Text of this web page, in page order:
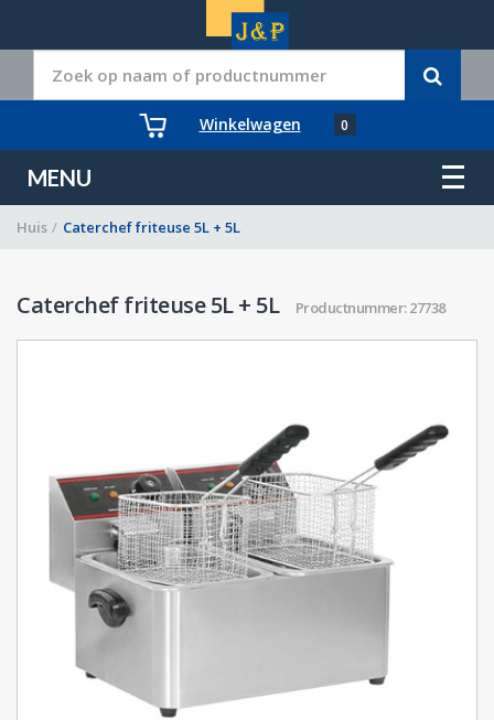
Winkelwagen 0
MENU
Huis / Caterchef friteuse 5L + 5L
Caterchef friteuse 5L + 5L Productnummer: 27738